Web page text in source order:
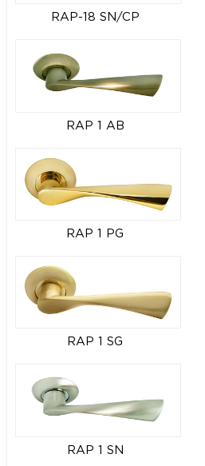
RAP-18 SN/CP
RAP 1 AB
RAP 1 PG
RAP 1 SG
RAP 1 SN